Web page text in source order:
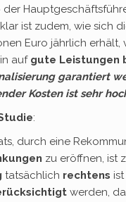
der
ist zudem, wie sich
Euro jährlich
auf gute Leistungen
garantiert
Kosten ist sehr
:
durch eine
zu eröffnen, ist
tatsächlich rechtens
werden,